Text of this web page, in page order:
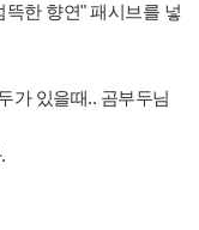
뜩한 향연" 패시브를 넣
가 있을때.. 곰부두님